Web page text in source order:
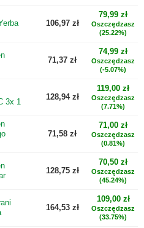
106,97 zł
79,99 zł
Oszczędzasz
(25.22%)
71,37 zł
74,99 zł
Oszczędzasz
(-5.07%)
3x 1
128,94 zł
119,00 zł
Oszczędzasz
(7.71%)
71,58 zł
71,00 zł
Oszczędzasz
(0.81%)
128,75 zł
70,50 zł
Oszczędzasz
(45.24%)
164,53 zł
109,00 zł
Oszczędzasz
(33.75%)